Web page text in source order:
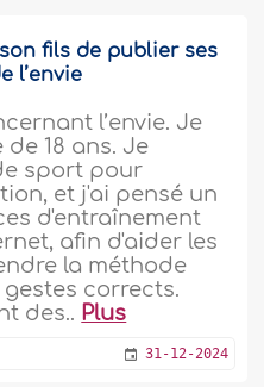
fils de publier ses
l’envie
l’envie. Je
18 ans. Je
sport pour
et j'ai pensé un
d'entraînement
afin d'aider les
la méthode
corrects.
des.. Plus
31-12-2024